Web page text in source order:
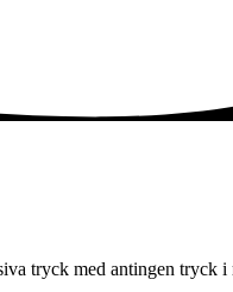
tryck med antingen tryck